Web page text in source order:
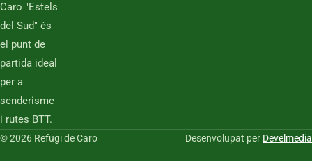
Caro "Estels
del Sud" és
el punt de
partida ideal
per a
senderisme
i rutes BTT.
© 2026 Refugi de Caro Desenvolupat per Develmedia